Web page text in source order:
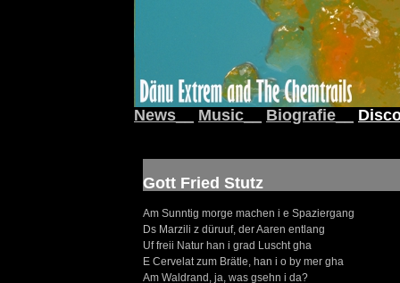
News__ Music__ Biografie__
Gott Fried Stutz
Am Sunntig morge machen i e Spaziergang
Ds Marzili z düruuf, der Aaren entlang
Uf freii Natur han i grad Luscht gha
E Cervelat zum Brätle, han i o by mer gha
Am Waldrand, ja, was gsehn i da?